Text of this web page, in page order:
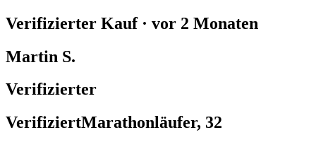
Verifizierter Kauf · vor 2 Monaten
Martin S.
Verifizierter
VerifiziertMarathonläufer, 32